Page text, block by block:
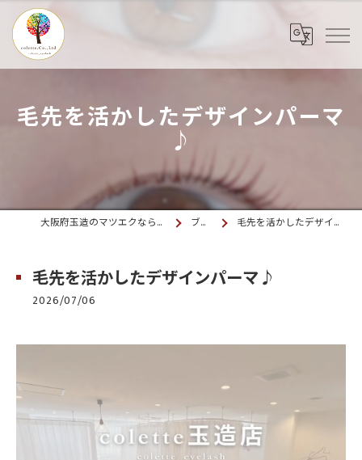
毛先を活かしたデザインパーマ
♪
大阪府玉造のマツエクならcolette. 玉造 ブログ 毛先を活かしたデザインパーマ♪
毛先を活かしたデザインパーマ♪
2026/07/06